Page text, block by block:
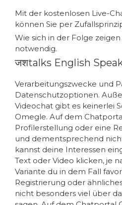
Mit der kostenlosen Live-
können Sie per
Wie sich in der Folge
notwendig.
जशtalks English
Verarbeitungszwecke und
Datenschutzoptionen.
Videochat gibt es keinerlei
Omegle. Auf dem
Profilerstellung oder eine
und dementsprechend
kannst deine Interessen
Text oder Video klicken, je
Variante du in dem Fall
Registrierung oder
nicht besonders viel über